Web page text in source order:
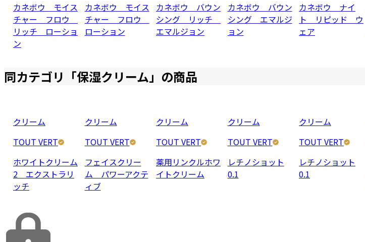
カネボウ モイス
チャー フロウ
リッチ ローショ
ン
カネボウ モイス
チャー フロウ
ローション
カネボウ バウン
シング リッチ
エマルジョン
カネボウ バウン
シング エマルジ
ョン
カネボウ ナイ
ト リピッド ウ
ェア
同カテゴリ「保湿クリーム 」の商品
クリーム
TOUT VERT
ホワイトクリーム
2 エクストラリ
ッチ
クリーム
TOUT VERT
フェイスクリー
ム パワーアクテ
ィブ
クリーム
TOUT VERT
薬用リンクルホワ
イトクリーム
クリーム
TOUT VERT
レチノショット
0.1
クリーム
TOUT VERT
レチノショット
0.1